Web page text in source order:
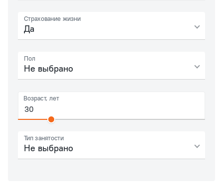
Страхование жизни
Да
Пол
Не выбрано
Возраст, лет
Тип занятости
Не выбрано